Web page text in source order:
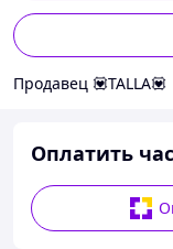
Продавец 💟TALLA💟
Оплатить